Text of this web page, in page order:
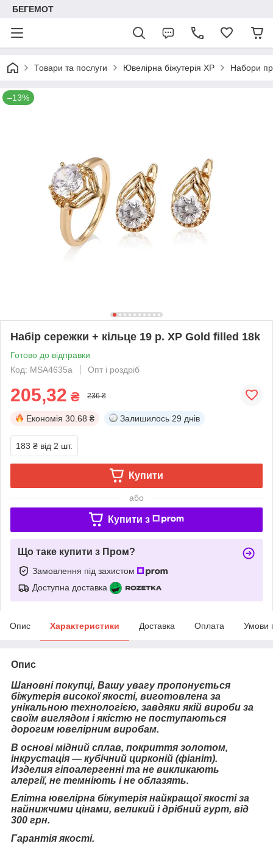
БЕГЕМОТ
Товари та послуги Ювелірна біжутерія XP Набори
–13%
Набір сережки + кільце 19 р. ХР Gold filled 18k
Готово до відправки
Код: MSA4635а
Опт і роздріб
205,32 ₴ 236 ₴
Економія 30.68 ₴ Залишилось 29 днів
183 ₴ від 2 шт.
Купити
або
Купити з
Що таке купити з Пром?
Замовлення під захистом
Доступна доставка
Опис Характеристики Доставка Оплата Умови
Опис
Шановні покупці, Вашу увагу пропонується
біжутерія високої якості, виготовлена за
унікальною технологією, завдяки якій вироби за
своїм виглядом і якістю не поступаються
дорогим ювелірним виробам.
В основі мідний сплав, покриття золотом,
інкрустація — кубічний цирконій (фіаніт).
Изделия гіпоалергенні та не викликають
алергії, не темніють і не облазять.
Елітна ювелірна біжутерія найкращої якості за
найнижчими цінами, великий і дрібний гурт, від
300 грн.
Гарантія якості.